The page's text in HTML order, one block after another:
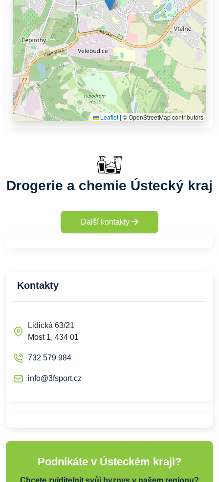
Leaflet | © OpenStreetMap contributors
Drogerie a chemie Ústecký kraj
Další kontakty
Kontakty
Lidická 63/21
Most 1, 434 01
732 579 984
info@3fsport.cz
Podnikáte v Ústeckém kraji?
Chcete zviditelnit svůj byznys v našem regionu?